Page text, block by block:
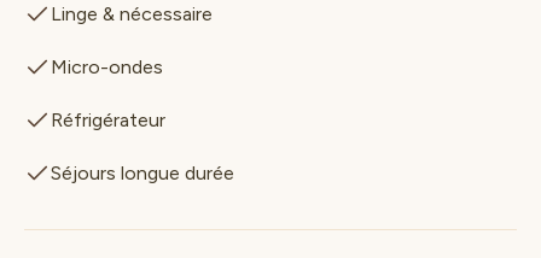
Linge & nécessaire
Micro-ondes
Réfrigérateur
Séjours longue durée